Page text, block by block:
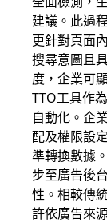
建議。此過
更針對頁面
搜尋意圖且
度，企業可
TTO工具作
自動化。企
配及權限設
準轉換數據
步至廣告後
性。相較傳
許依廣告來